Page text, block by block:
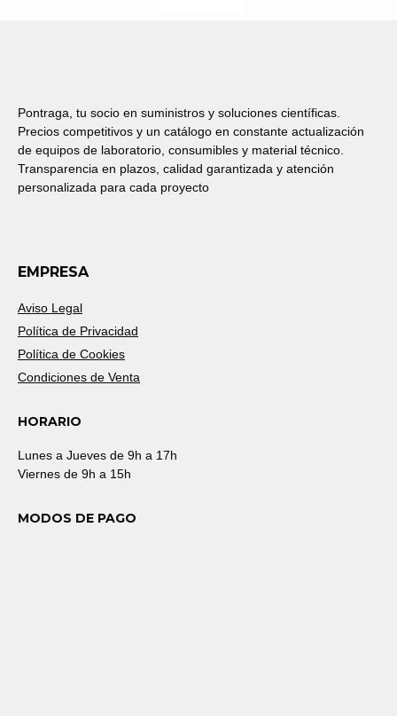
Pontraga, tu socio en suministros y soluciones científicas.
Precios competitivos y un catálogo en constante actualización
de equipos de laboratorio, consumibles y material técnico.
Transparencia en plazos, calidad garantizada y atención
personalizada para cada proyecto
EMPRESA
Aviso Legal
Política de Privacidad
Política de Cookies
Condiciones de Venta
HORARIO
Lunes a Jueves de 9h a 17h
Viernes de 9h a 15h
MODOS DE PAGO